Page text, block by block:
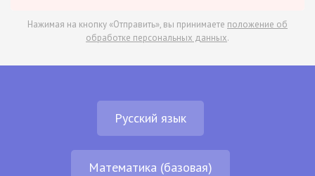
Нажимая на кнопку «Отправить», вы принимаете положение об
обработке персональных данных.
Русский язык
Математика (базовая)